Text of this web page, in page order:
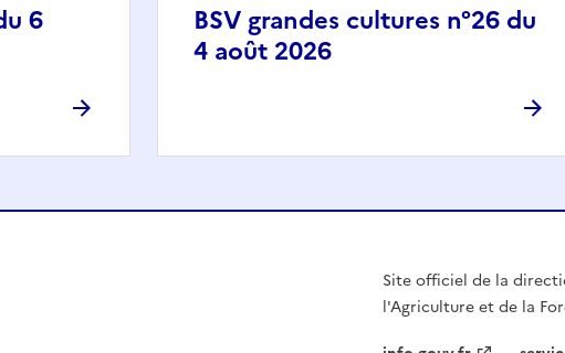
6
BSV grandes cultures n°26 du
4 août 2026
Site officiel de la
l'Agriculture et de la